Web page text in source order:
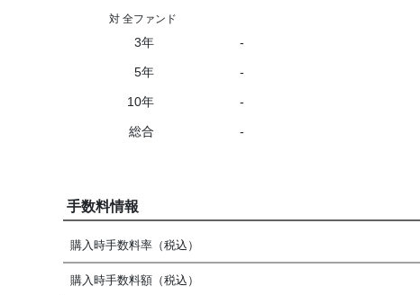
対 全ファンド
3年 -
5年 -
10年 -
総合 -
手数料情報
購入時手数料率（税込）
購入時手数料額（税込）